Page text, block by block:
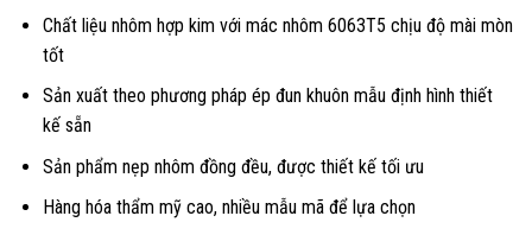
Chất liệu nhôm hợp kim với mác nhôm 6063T5 chịu độ mài mòn
tốt
Sản xuất theo phương pháp ép đun khuôn mẫu định hình thiết
kế sẵn
Sản phẩm nẹp nhôm đồng đều, được thiết kế tối ưu
Hàng hóa thẩm mỹ cao, nhiều mẫu mã để lựa chọn